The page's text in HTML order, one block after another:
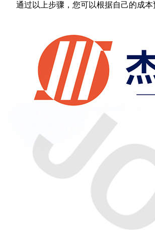
通过以上步骤，您可以根据自己的成本